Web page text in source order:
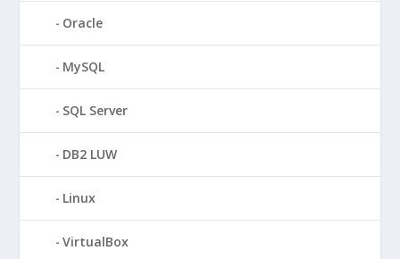
Oracle
MySQL
SQL Server
DB2 LUW
Linux
VirtualBox